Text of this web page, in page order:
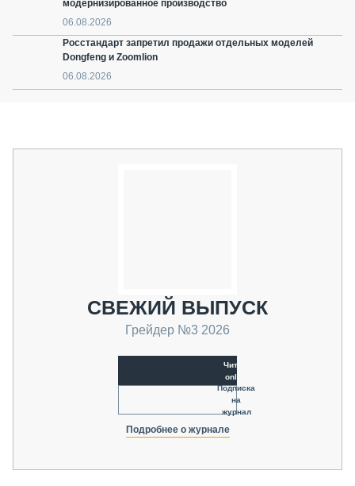
модернизированное производство
06.08.2026
Росстандарт запретил продажи отдельных моделей
Dongfeng и Zoomlion
06.08.2026
СВЕЖИЙ ВЫПУСК
Грейдер №3 2026
Читать
online
Подписка
на
журнал
Подробнее о журнале